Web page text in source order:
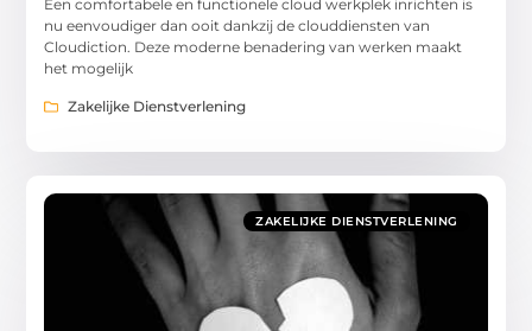
Een comfortabele en functionele cloud werkplek inrichten is
nu eenvoudiger dan ooit dankzij de clouddiensten van
Cloudiction. Deze moderne benadering van werken maakt
het mogelijk
Zakelijke Dienstverlening
ZAKELIJKE DIENSTVERLENING